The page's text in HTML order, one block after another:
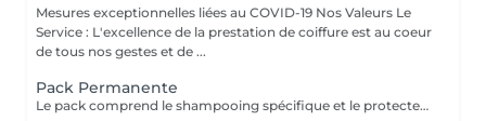
Mesures exceptionnelles liées au COVID-19 Nos Valeurs Le
Service : L'excellence de la prestation de coiffure est au coeur
de tous nos gestes et de ...
Pack Permanente
Le pack comprend le shampooing spécifique et le protecteur REDKEN , la permanente avec les produits LOREAL PROFESSIONNEL , le conditionneur REDKEN , le séchage et les produits de styling REDKEN Option Coupe : la coupe IGORANCE (finition sur cheveux secs), le séchage et les produits de styling REDKEN. * Tarifs à titre indicatifs à confirmer après la consultation personnalisée établit auprès de votre coiffeur/stylist/spécialiste * La direction se réserve le droit d’apporter des modifications pour le bon fonctionnement du salon